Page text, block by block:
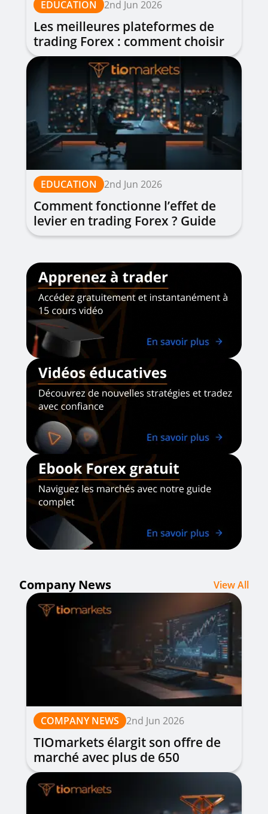
EDUCATION 2nd Jun 2026
Les meilleures plateformes de
trading Forex : comment choisir
?
EDUCATION 2nd Jun 2026
Comment fonctionne l’effet de
levier en trading Forex ? Guide
complet
Company News View All
COMPANY NEWS 2nd Jun 2026
TIOmarkets élargit son offre de
marché avec plus de 650
nouvelles actions